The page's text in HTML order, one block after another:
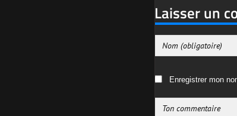
Laisser un
Enregistrer mon